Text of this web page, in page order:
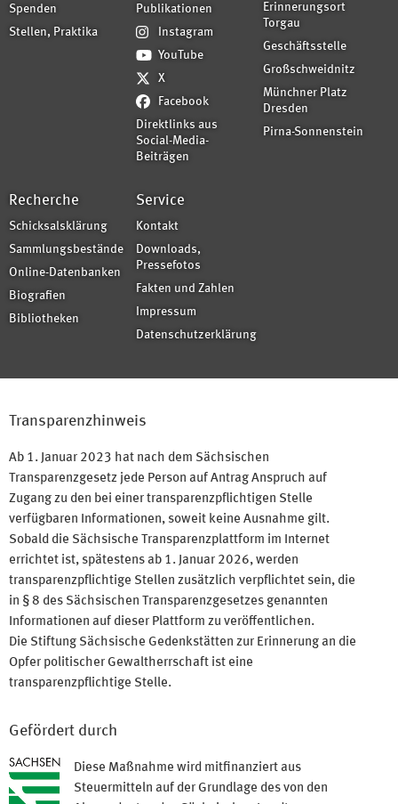
Spenden
Stellen, Praktika
Publikationen
Instagram
YouTube
X
Facebook
Direktlinks aus
Social-Media-
Beiträgen
Erinnerungsort
Torgau
Geschäftsstelle
Großschweidnitz
Münchner Platz
Dresden
Pirna-Sonnenstein
Recherche
Schicksalsklärung
Sammlungsbestände
Online-Datenbanken
Biografien
Bibliotheken
Service
Kontakt
Downloads,
Pressefotos
Fakten und Zahlen
Impressum
Datenschutzerklärung
Transparenzhinweis
Ab 1. Januar 2023 hat nach dem Sächsischen
Transparenzgesetz jede Person auf Antrag Anspruch auf
Zugang zu den bei einer transparenzpflichtigen Stelle
verfügbaren Informationen, soweit keine Ausnahme gilt.
Sobald die Sächsische Transparenzplattform im Internet
errichtet ist, spätestens ab 1. Januar 2026, werden
transparenzpflichtige Stellen zusätzlich verpflichtet sein, die
in § 8 des Sächsischen Transparenzgesetzes genannten
Informationen auf dieser Plattform zu veröffentlichen.
Die Stiftung Sächsische Gedenkstätten zur Erinnerung an die
Opfer politischer Gewaltherrschaft ist eine
transparenzpflichtige Stelle.
Gefördert durch
Diese Maßnahme wird mitfinanziert aus
Steuermitteln auf der Grundlage des von den